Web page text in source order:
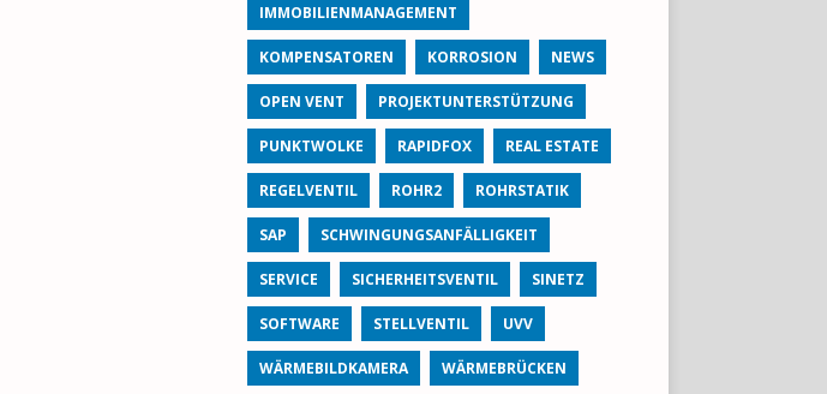
IMMOBILIENMANAGEMENT
KOMPENSATOREN KORROSION NEWS
OPEN VENT PROJEKTUNTERSTÜTZUNG
PUNKTWOLKE RAPIDFOX REAL ESTATE
REGELVENTIL ROHR2 ROHRSTATIK
SAP SCHWINGUNGSANFÄLLIGKEIT
SERVICE SICHERHEITSVENTIL SINETZ
SOFTWARE STELLVENTIL UVV
WÄRMEBILDKAMERA WÄRMEBRÜCKEN